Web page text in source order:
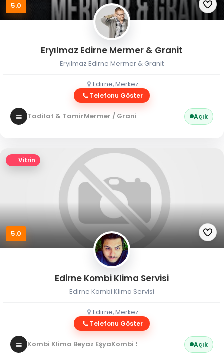
5.0
Eryılmaz Edirne Mermer & Granit
Eryılmaz Edirne Mermer & Granit
Edirne, Merkez
Telefonu Göster
Tadilat & TamirMermer / Granit Açık
Vitrin
5.0
Edirne Kombi Klima Servisi
Edirne Kombi Klima Servisi
Edirne, Merkez
Telefonu Göster
Kombi Klima Beyaz EşyaKombi Servisi Açık